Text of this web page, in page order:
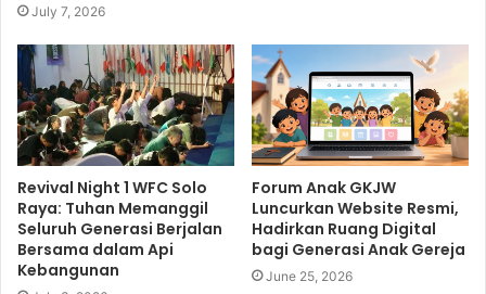
July 7, 2026
Revival Night 1 WFC Solo
Raya: Tuhan Memanggil
Seluruh Generasi Berjalan
Bersama dalam Api
Kebangunan
Forum Anak GKJW
Luncurkan Website Resmi,
Hadirkan Ruang Digital
bagi Generasi Anak Gereja
June 25, 2026